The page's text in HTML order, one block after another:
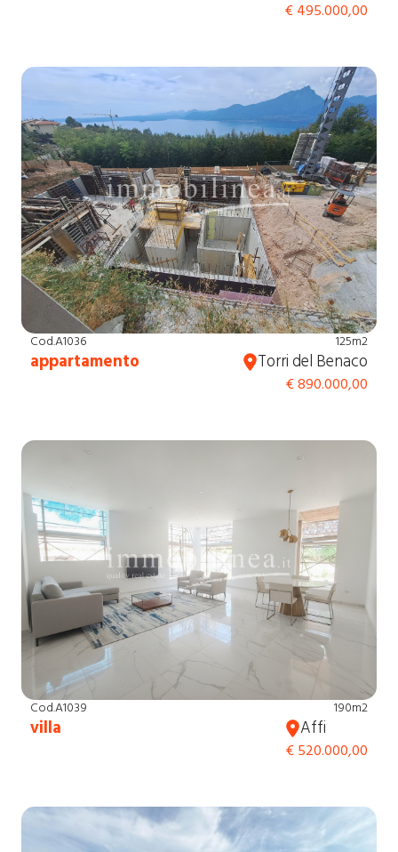
€ 495.000,00
Cod.A1036
appartamento
125m2
Torri del Benaco
€ 890.000,00
Cod.A1039
villa
190m2
Affi
€ 520.000,00